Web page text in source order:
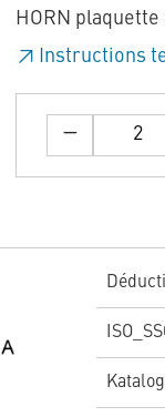
HORN plaquette
Instructions